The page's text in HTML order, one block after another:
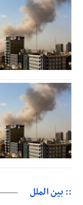
:: بین الملل